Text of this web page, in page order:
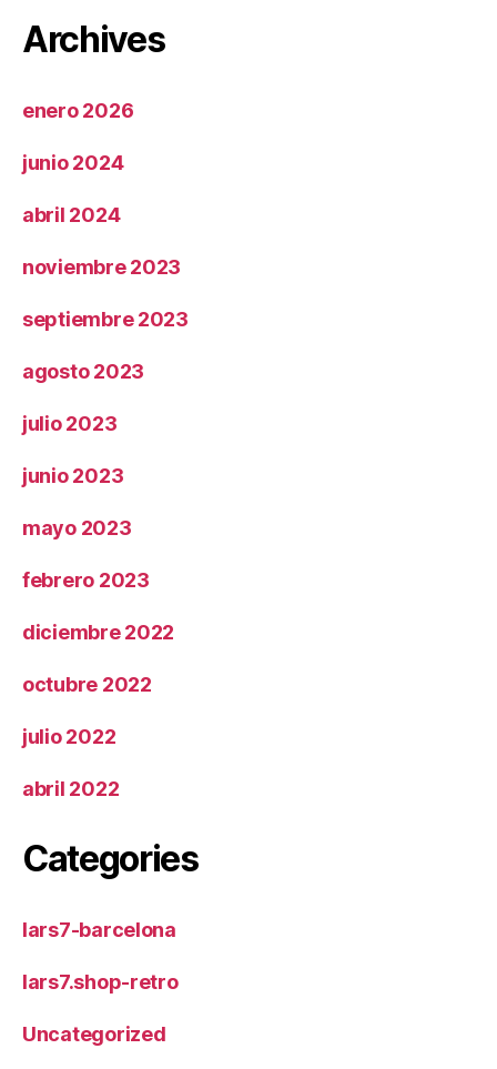
Archives
enero 2026
junio 2024
abril 2024
noviembre 2023
septiembre 2023
agosto 2023
julio 2023
junio 2023
mayo 2023
febrero 2023
diciembre 2022
octubre 2022
julio 2022
abril 2022
Categories
lars7-barcelona
lars7.shop-retro
Uncategorized